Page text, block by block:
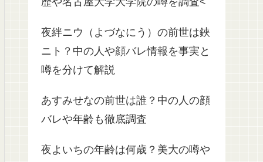
夜絆ニウ（よづなにう）の前世は鋏
ニト？中の人や顔バレ情報を事実と
噂を分けて解説
あすみせなの前世は誰？中の人の顔
バレや年齢も徹底調査
夜よいちの年齢は何歳？美大の噂や